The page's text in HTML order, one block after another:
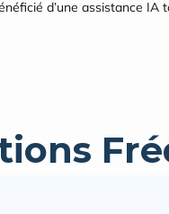
d’une assistance